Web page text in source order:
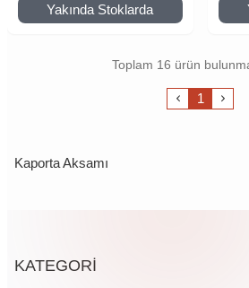
Yakında Stoklarda
Toplam 16 ürün
1
Kaporta Aksamı
KATEGORİ